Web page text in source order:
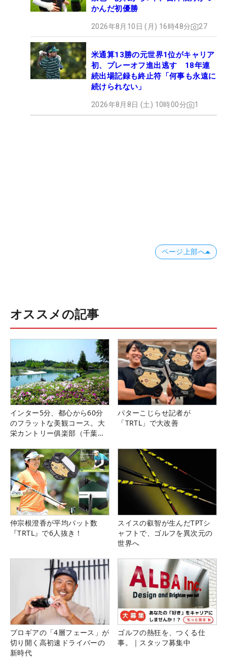
かんだ初優勝
2026年8月10日 (月) 16時48分 27
米通算13勝の元世界1位がキャリア
初、プレーオフ進出逃す 18年連
続出場記録も終止符「何事も永遠に
続けられない」
2026年8月8日 (土) 10時00分 1
ページ上部へ
オススメの記事
インター5分、都心から60分
のフラットな美観コース。大
栄カントリー俱楽部（千葉
パターこじらせ記者が
「TRTL」で大改善
仲宗根澄香が平均パット数
『TRTL』で6人抜き！
スイスの叡智が生んだTPTシ
ャフトで、ゴルフを異次元の
世界へ
プロギアの「4層フェース」が
切り開く高初速ドライバーの
新時代
ゴルフの熱狂を、つくる仕
事。｜スタッフ募集中